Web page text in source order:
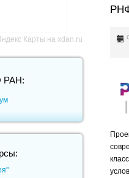
Карты на xdan.ru
РАН: